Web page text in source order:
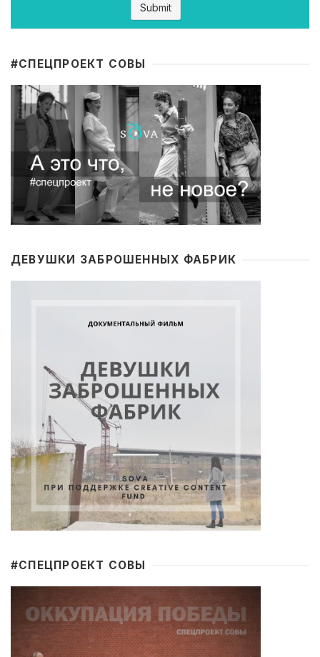
#CПЕЦПРОЕКТ СОВЫ
ДЕВУШКИ ЗАБРОШЕННЫХ ФАБРИК
#CПЕЦПРОЕКТ СОВЫ